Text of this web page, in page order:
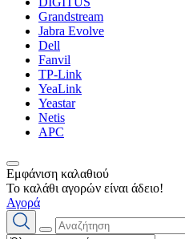
Grandstream
Jabra Evolve
Dell
Fanvil
TP-Link
YeaLink
Yeastar
Netis
APC
Εμφάνιση καλαθιού
Το καλάθι αγορών είναι άδειο!
Αγορά